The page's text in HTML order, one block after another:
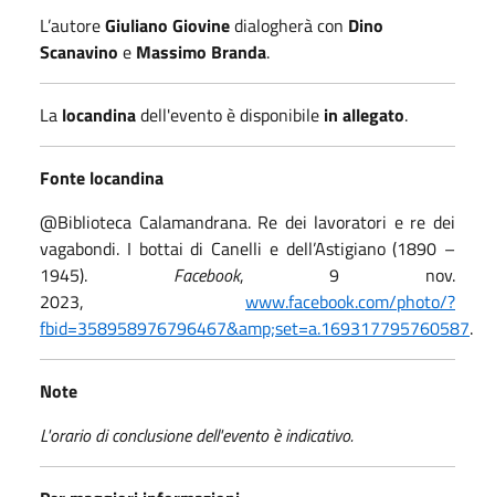
L’autoreGiuliano Giovinedialogherà con Dino
Scanavino e Massimo Branda.
La locandinadell'evento è disponibile in allegato.
Fonte locandina
@Biblioteca Calamandrana. Re dei lavoratori e re dei
vagabondi. I bottai di Canelli e dell’Astigiano (1890 –
1945). Facebook, 9 nov.
2023, www.facebook.com/photo/?
fbid=358958976796467&amp;set=a.169317795760587.
Note
L'orario di conclusione dell'evento è indicativo.